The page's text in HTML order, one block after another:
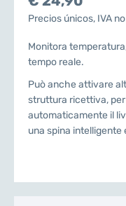
Precios únicos, IVA
Monitora
tempo reale.
Può anche attivare
struttura ricettiva,
automaticamente il
una spina intelligente